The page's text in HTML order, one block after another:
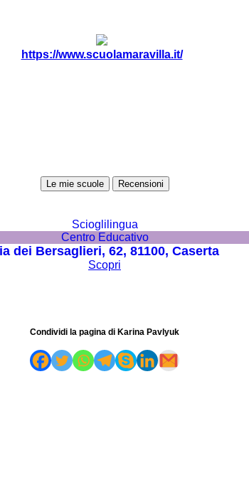
https://www.scuolamaravilla.it/
Le mie scuole Recensioni
Scioglilingua
Centro Educativo
dei Bersaglieri, 62, 81100, Caserta
Scopri
Condividi la pagina di Karina Pavlyuk